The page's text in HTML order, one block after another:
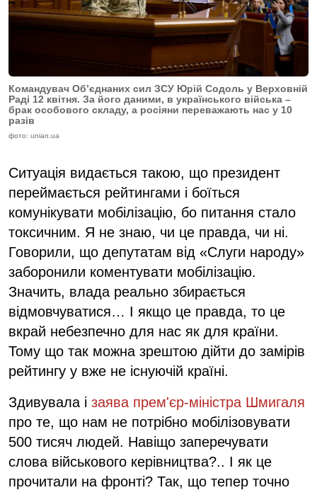
Командувач Обʼєднаних сил ЗСУ Юрій Содоль у Верховній
Раді 12 квітня. За його даними, в українського війська –
брак особового складу, а росіяни переважають нас у 10
разів
фото: unian.ua
Ситуація видається такою, що президент
переймається рейтингами і боїться
комунікувати мобілізацію, бо питання стало
токсичним. Я не знаю, чи це правда, чи ні.
Говорили, що депутатам від «Слуги народу»
заборонили коментувати мобілізацію.
Значить, влада реально збирається
відмовчуватися… І якщо це правда, то це
вкрай небезпечно для нас як для країни.
Тому що так можна зрештою дійти до замірів
рейтингу у вже не існуючій країні.
Здивувала і заява прем'єр-міністра Шмигаля
про те, що нам не потрібно мобілізовувати
500 тисяч людей. Навіщо заперечувати
слова військового керівництва?.. І як це
прочитали на фронті? Так, що тепер точно